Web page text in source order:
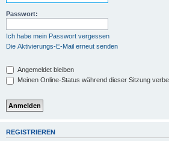
Passwort:
Ich habe mein Passwort vergessen
Die Aktivierungs-E-Mail erneut senden
Angemeldet bleiben
Meinen Online-Status während dieser Sitzung
REGISTRIEREN